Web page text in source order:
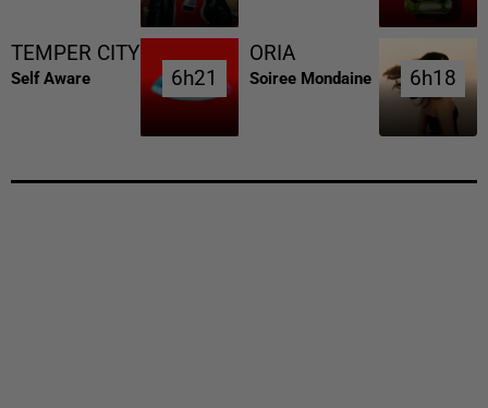
TEMPER CITY
Self Aware 6h21
6h21
ORIA
Soiree Mondaine 6h18
6h18